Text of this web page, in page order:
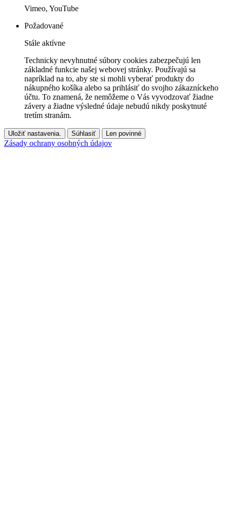
Vimeo, YouTube
Požadované
Stále aktívne
Technicky nevyhnutné súbory cookies zabezpečujú len
základné funkcie našej webovej stránky. Používajú sa
napríklad na to, aby ste si mohli vyberať produkty do
nákupného košíka alebo sa prihlásiť do svojho zákazníckeho
účtu. To znamená, že nemôžeme o Vás vyvodzovať žiadne
závery a žiadne výsledné údaje nebudú nikdy poskytnuté
tretím stranám.
Uložiť nastavenia. Súhlasiť Len povinné
Zásady ochrany osobných údajov